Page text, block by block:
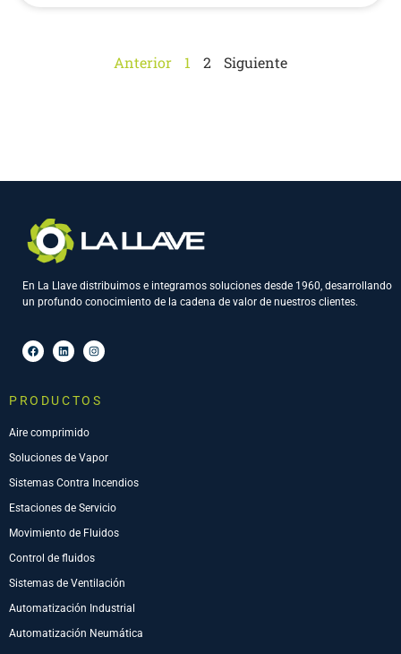
Anterior 1 2 Siguiente
En La Llave distribuimos e integramos soluciones desde 1960, desarrollando
un profundo conocimiento de la cadena de valor de nuestros clientes.
PRODUCTOS
Aire comprimido
Soluciones de Vapor
Sistemas Contra Incendios
Estaciones de Servicio
Movimiento de Fluidos
Control de fluidos
Sistemas de Ventilación
Automatización Industrial
Automatización Neumática